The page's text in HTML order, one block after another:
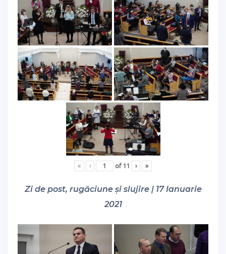
« ‹ of 11 › »
Zi de post, rugăciune și slujire | 17 Ianuarie
2021